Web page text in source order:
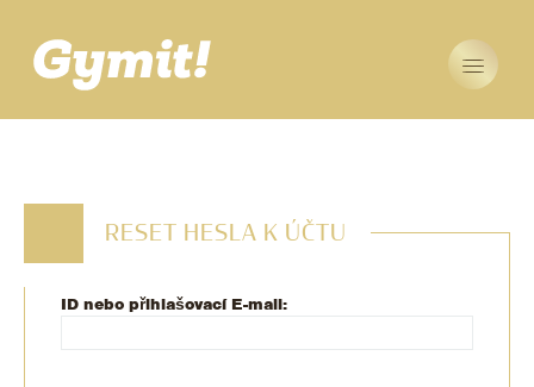
RESET HESLA K ÚČTU
ID nebo přihlašovací E-mail: